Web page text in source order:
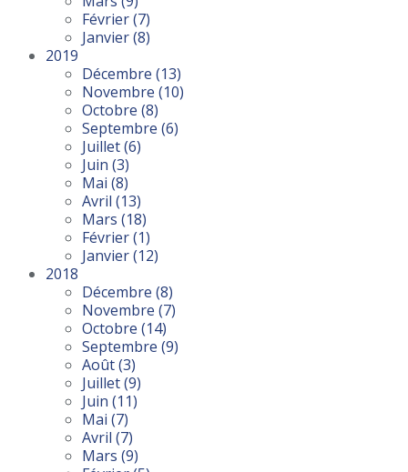
Février(7)
Janvier(8)
2019
Décembre (13)
Novembre (10)
Octobre (8)
Septembre (6)
Juillet(6)
Juin (3)
Mai (8)
Avril (13)
Mars (18)
Février(1)
Janvier(12)
2018
Décembre (8)
Novembre (7)
Octobre (14)
Septembre (9)
Août(3)
Juillet(9)
Juin (11)
Mai (7)
Avril (7)
Mars (9)